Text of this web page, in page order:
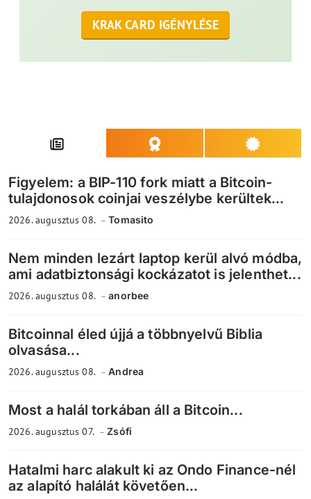
KRAK CARD IGÉNYLÉSE
Figyelem: a BIP-110 fork miatt a Bitcoin-
tulajdonosok coinjai veszélybe kerültek...
2026. augusztus 08. Tomasito
Nem minden lezárt laptop kerül alvó módba,
ami adatbiztonsági kockázatot is jelenthet...
2026. augusztus 08. anorbee
Bitcoinnal éled újjá a többnyelvű Biblia
olvasása...
2026. augusztus 08. Andrea
Most a halál torkában áll a Bitcoin...
2026. augusztus 07. Zsófi
Hatalmi harc alakult ki az Ondo Finance-nél
az alapító halálát követően...